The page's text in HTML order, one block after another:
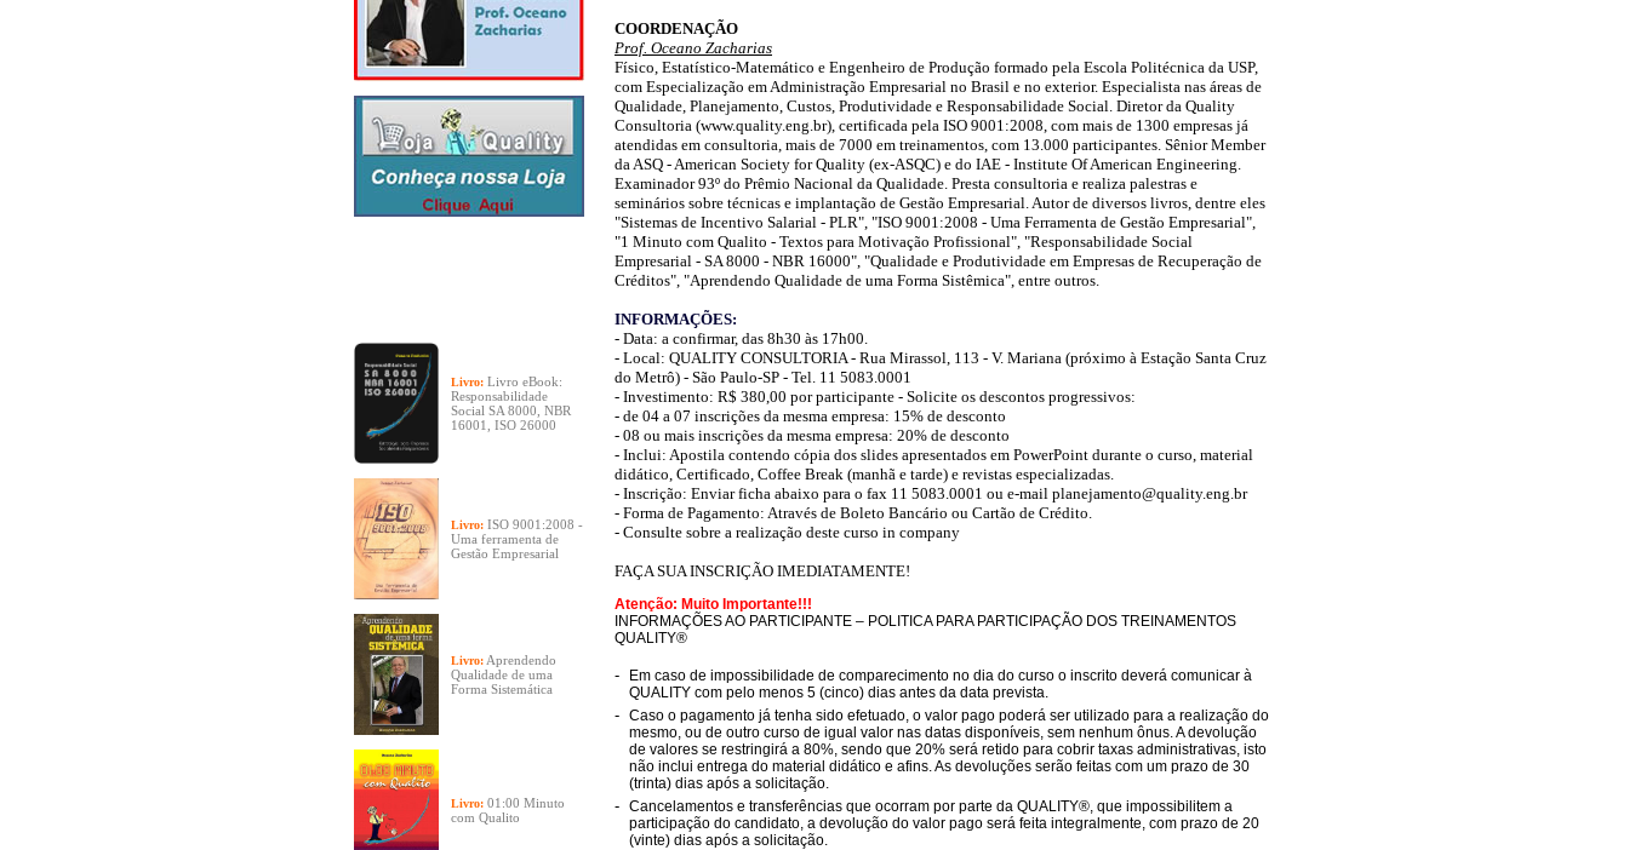
Livro: Livro eBook:
Responsabilidade
Social SA 8000, NBR
16001, ISO 26000
Livro: ISO 9001:2008 -
Uma ferramenta de
Gestão Empresarial
Livro: Aprendendo
Qualidade de uma
Forma Sistemática
Livro: 01:00 Minuto
com Qualito
COORDENAÇÃO
Prof. Oceano Zacharias
Físico, Estatístico-Matemático e Engenheiro de Produção formado pela Escola Politécnica da USP,
com Especialização em Administração Empresarial no Brasil e no exterior. Especialista nas áreas de
Qualidade, Planejamento, Custos, Produtividade e Responsabilidade Social. Diretor da Quality
Consultoria (www.quality.eng.br), certificada pela ISO 9001:2008, com mais de 1300 empresas já
atendidas em consultoria, mais de 7000 em treinamentos, com 13.000 participantes. Sênior Member
da ASQ - American Society for Quality (ex-ASQC) e do IAE - Institute Of American Engineering.
Examinador 93º do Prêmio Nacional da Qualidade. Presta consultoria e realiza palestras e
seminários sobre técnicas e implantação de Gestão Empresarial. Autor de diversos livros, dentre eles
"Sistemas de Incentivo Salarial - PLR", "ISO 9001:2008 - Uma Ferramenta de Gestão Empresarial",
"1 Minuto com Qualito - Textos para Motivação Profissional", "Responsabilidade Social
Empresarial - SA 8000 - NBR 16000", "Qualidade e Produtividade em Empresas de Recuperação de
Créditos", "Aprendendo Qualidade de uma Forma Sistêmica", entre outros.
INFORMAÇÕES:
- Data: a confirmar, das 8h30 às 17h00.
- Local: QUALITY CONSULTORIA - Rua Mirassol, 113 - V. Mariana (próximo à Estação Santa Cruz
do Metrô) - São Paulo-SP - Tel. 11 5083.0001
- Investimento: R$ 380,00 por participante - Solicite os descontos progressivos:
- de 04 a 07 inscrições da mesma empresa: 15% de desconto
- 08 ou mais inscrições da mesma empresa: 20% de desconto
- Inclui: Apostila contendo cópia dos slides apresentados em PowerPoint durante o curso, material
didático, Certificado, Coffee Break (manhã e tarde) e revistas especializadas.
- Inscrição: Enviar ficha abaixo para o fax 11 5083.0001 ou e-mail planejamento@quality.eng.br
- Forma de Pagamento: Através de Boleto Bancário ou Cartão de Crédito.
- Consulte sobre a realização deste curso in company
FAÇA SUA INSCRIÇÃO IMEDIATAMENTE!
Atenção: Muito Importante!!!
INFORMAÇÕES AO PARTICIPANTE – POLITICA PARA PARTICIPAÇÃO DOS TREINAMENTOS
QUALITY®
-
Em caso de impossibilidade de comparecimento no dia do curso o inscrito deverá comunicar à
QUALITY com pelo menos 5 (cinco) dias antes da data prevista.
- Caso o pagamento já tenha sido efetuado, o valor pago poderá ser utilizado para a realização do
mesmo, ou de outro curso de igual valor nas datas disponíveis, sem nenhum ônus. A devolução
de valores se restringirá a 80%, sendo que 20% será retido para cobrir taxas administrativas, isto
não inclui entrega do material didático e afins. As devoluções serão feitas com um prazo de 30
(trinta) dias após a solicitação.
- Cancelamentos e transferências que ocorram por parte da QUALITY®, que impossibilitem a
participação do candidato, a devolução do valor pago será feita integralmente, com prazo de 20
(vinte) dias após a solicitação.